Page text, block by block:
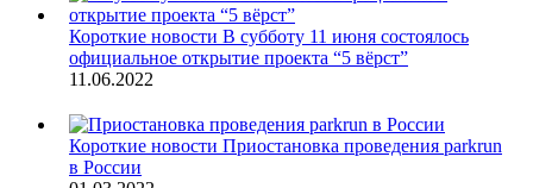
Короткие новости В субботу 11 июня состоялось
официальное открытие проекта “5 вёрст”
11.06.2022
Короткие новости Приостановка проведения parkrun
в России